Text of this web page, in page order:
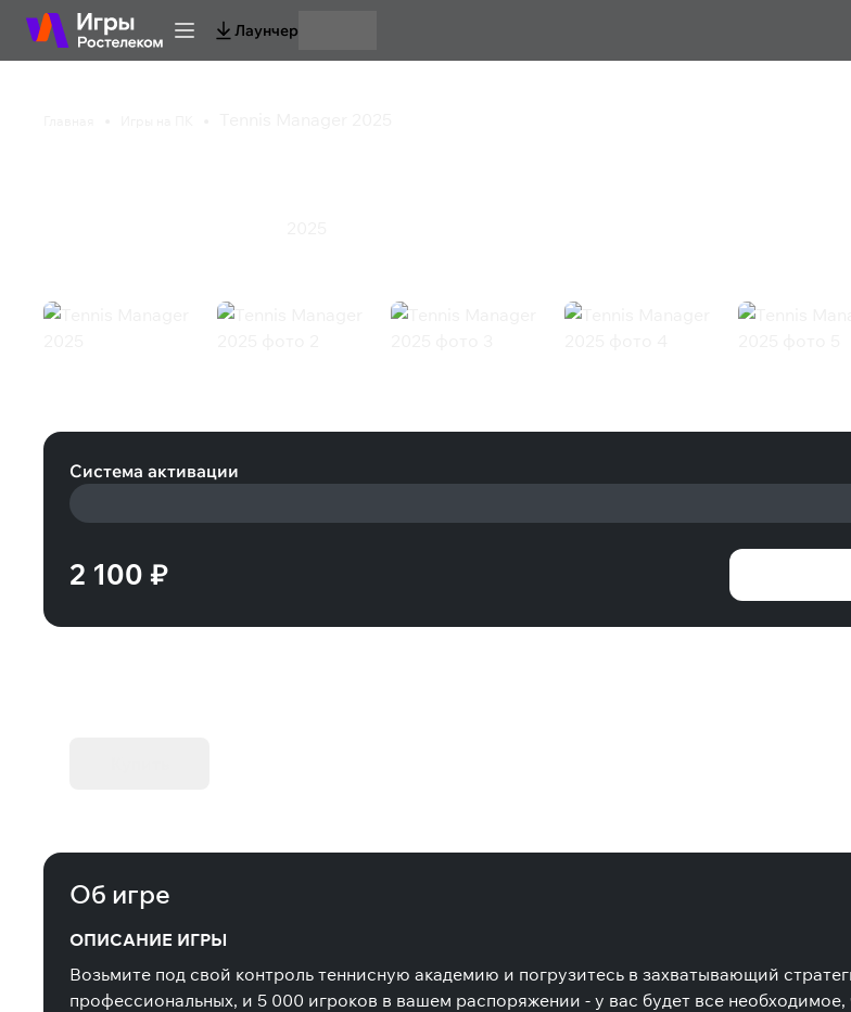
Лаунчер
Система активации
2 100 ₽
Об игре
ОПИСАНИЕ ИГРЫ
Возьмите под свой контроль теннисную академию и погрузитесь в захватывающий
профессиональных, и 5 000 игроков в вашем распоряжении - у вас будет все